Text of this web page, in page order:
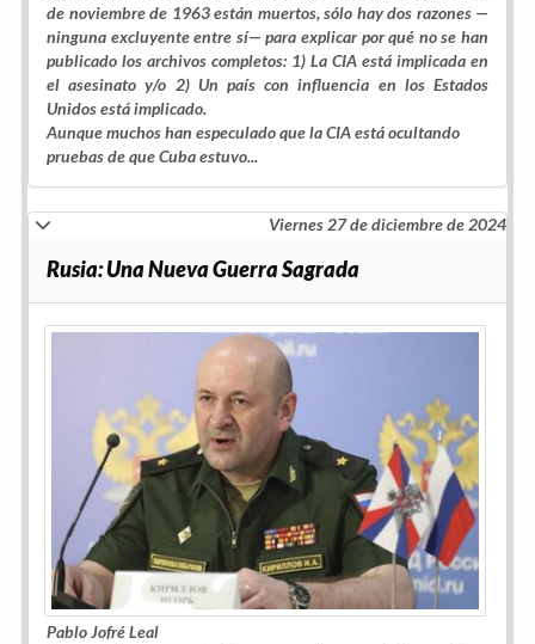
de noviembre de 1963 están muertos, sólo hay dos razones —
ninguna excluyente entre sí— para explicar por qué no se han
publicado los archivos completos: 1) La CIA está implicada en
el asesinato y/o 2) Un país con influencia en los Estados
Unidos está implicado.
Aunque muchos han especulado que la CIA está ocultando
pruebas de que Cuba estuvo...
Viernes 27 de diciembre de 2024
Rusia: Una Nueva Guerra Sagrada
Pablo Jofré Leal